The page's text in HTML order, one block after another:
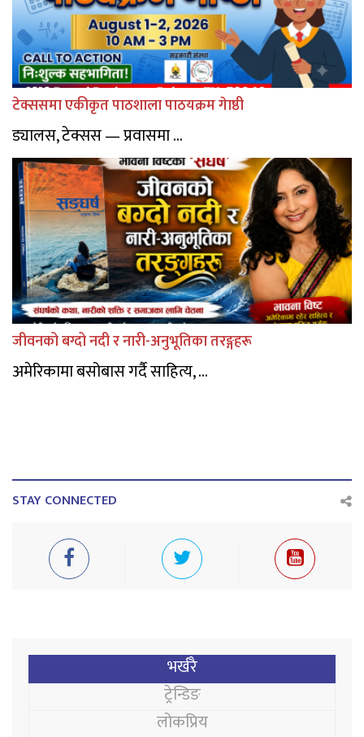
टेक्ससमा एकीकृत पाठशाला पाठयक्रम गेाष्ठी
ड्यालस, टेक्सस — प्रवासमा ...
जीवनको बग्दो नदी र नारी-अनुभूतिका तरङ्गहरू
अमेरिकामा बसोबास गर्दै साहित्य, ...
STAY CONNECTED
भर्खरै
ट्रेन्डिङ
लोकप्रिय